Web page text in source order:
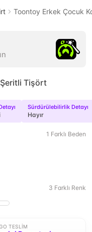
Toontoy Erkek Çocuk
Tişört
Sürdürülebilirlik Detayı
Hayır
1 Farklı Beden
3 Farklı Renk
TESLIM